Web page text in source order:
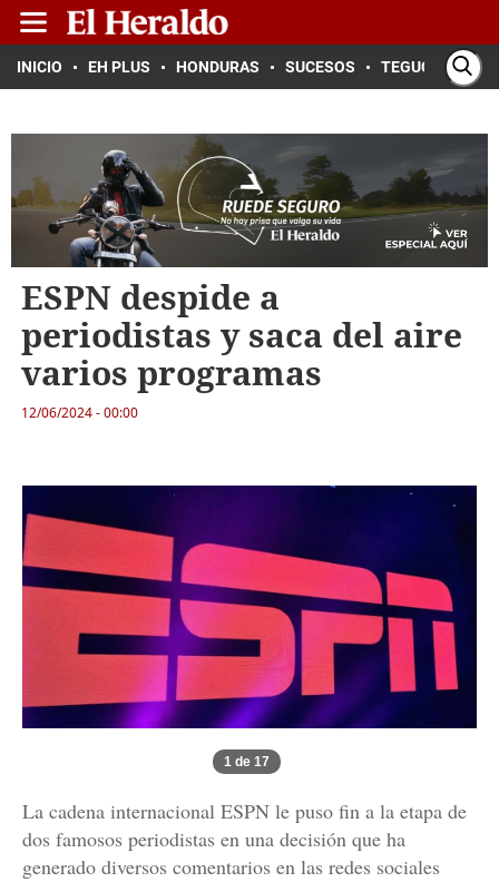
INICIO EH PLUS HONDURAS SUCESOS TEGUCIGALPA
ESPN despide a
periodistas y saca del aire
varios programas
12/06/2024 - 00:00
1 de 17
La cadena internacional ESPN le puso fin a la etapa de
dos famosos periodistas en una decisión que ha
generado diversos comentarios en las redes sociales